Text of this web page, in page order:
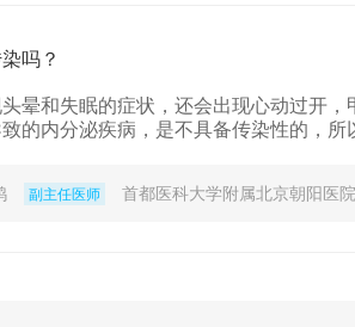
吗？
晕和失眠的症状，还会出现心动过开
的内分泌疾病，是不具备传染性的，所
副主任医师 首都医科大学附属北京朝阳医院